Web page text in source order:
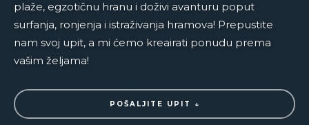
plaže, egzotičnu hranu i doživi avanturu poput
surfanja, ronjenja i istraživanja hramova! Prepustite
nam svoj upit, a mi ćemo kreairati ponudu prema
vašim željama!
POŠALJITE UPIT ↓